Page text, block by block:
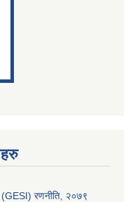
(GESI) रणनीति, २०७९